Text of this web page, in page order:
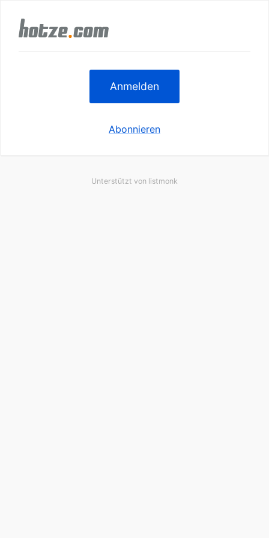
Anmelden
Abonnieren
Unterstützt von listmonk